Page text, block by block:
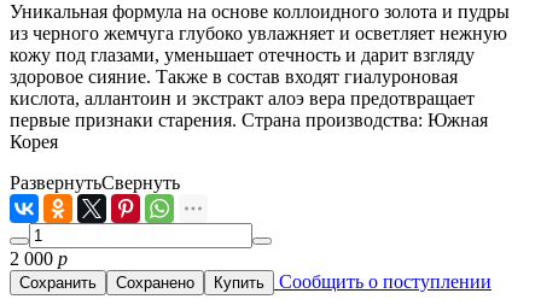
Уникальная формула на основе коллоидного золота и пудры
из черного жемчуга глубоко увлажняет и осветляет нежную
кожу под глазами, уменьшает отечность и дарит взгляду
здоровое сияние. Также в состав входят гиалуроновая
кислота, аллантоин и экстракт алоэ вера предотвращает
первые признаки старения. Страна производства: Южная
Корея
РазвернутьСвернуть
2 000 р
Сохранить Сохранено Купить Сообщить о поступлении